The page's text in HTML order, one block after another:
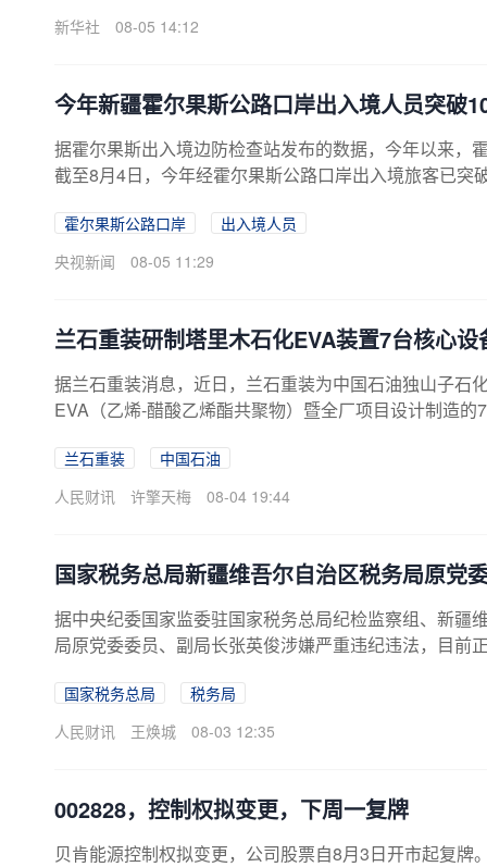
新华社
08-05 14:12
今年新疆霍尔果斯公路口岸出入境人员突破
据霍尔果斯出入境边防检查站发布的数据，今年以来，
截至8月4日，今年经霍尔果斯公路口岸出入境旅客已
霍尔果斯公路口岸
出入境人员
央视新闻
08-05 11:29
兰石重装研制塔里木石化EVA装置7台核心设
据兰石重装消息，近日，兰石重装为中国石油独山子石
EVA（乙烯-醋酸乙烯酯共聚物）暨全厂项目设计制造
兰石重装
中国石油
人民财讯
许擎天梅 08-04 19:44
国家税务总局新疆维吾尔自治区税务局原党
据中央纪委国家监委驻国家税务总局纪检监察组、新疆
局原党委委员、副局长张英俊涉嫌严重违纪违法，目前
国家税务总局
税务局
人民财讯
王焕城 08-03 12:35
002828，控制权拟变更，下周一复牌
贝肯能源控制权拟变更，公司股票自8月3日开市起复牌